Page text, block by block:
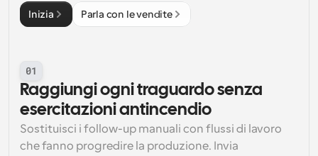
Inizia Parla con le vendite
01
Raggiungi ogni traguardo senza
esercitazioni antincendio
Sostituisci i follow-up manuali con flussi di lavoro
che fanno progredire la produzione. Invia